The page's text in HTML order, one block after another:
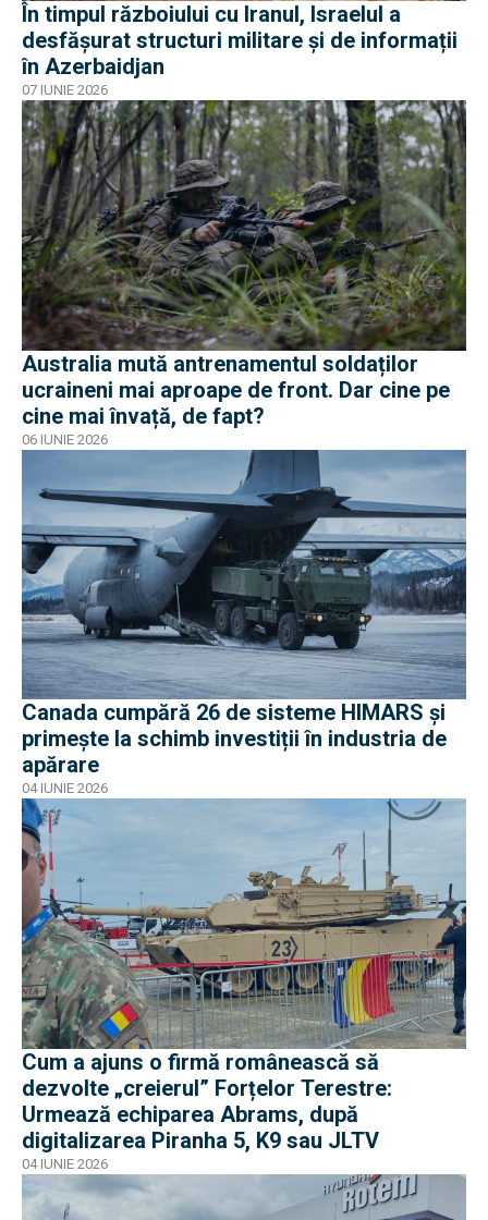
În timpul războiului cu Iranul, Israelul a
desfășurat structuri militare și de informații
în Azerbaidjan
07 IUNIE 2026
Australia mută antrenamentul soldaților
ucraineni mai aproape de front. Dar cine pe
cine mai învață, de fapt?
06 IUNIE 2026
Canada cumpără 26 de sisteme HIMARS și
primește la schimb investiții în industria de
apărare
04 IUNIE 2026
Cum a ajuns o firmă românească să
dezvolte „creierul” Forțelor Terestre:
Urmează echiparea Abrams, după
digitalizarea Piranha 5, K9 sau JLTV
04 IUNIE 2026